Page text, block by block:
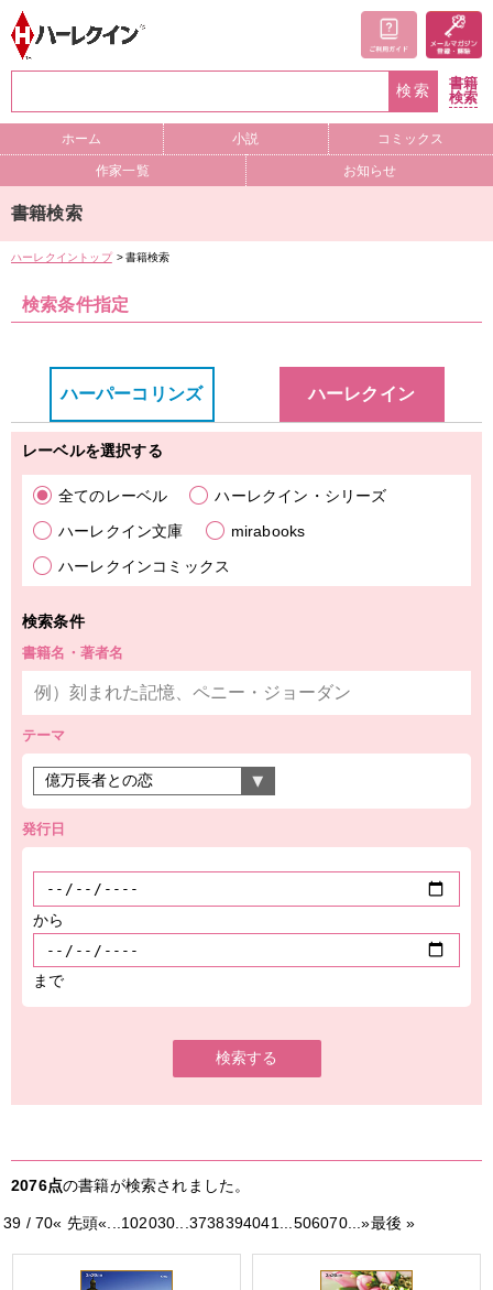
検索
書籍
検索
ホーム 小説 コミックス
作家一覧 お知らせ
書籍検索
ハーレクイントップ 書籍検索
検索条件指定
ハーパーコリンズ ハーレクイン
レーベルを選択する
全てのレーベル
ハーレクイン・シリーズ
ハーレクイン文庫
mirabooks
ハーレクインコミックス
検索条件
書籍名・著者名
テーマ
発行日
から
まで
検索する
2076点の書籍が検索されました。
39 / 70« 先頭« 102030 3738394041 506070...»最後 »